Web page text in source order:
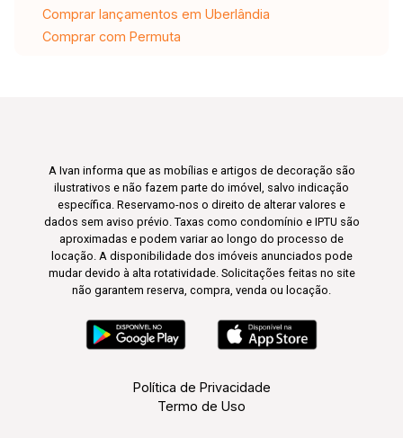
Comprar lançamentos em Uberlândia
Comprar com Permuta
A Ivan informa que as mobílias e artigos de decoração são
ilustrativos e não fazem parte do imóvel, salvo indicação
específica. Reservamo-nos o direito de alterar valores e
dados sem aviso prévio. Taxas como condomínio e IPTU são
aproximadas e podem variar ao longo do processo de
locação. A disponibilidade dos imóveis anunciados pode
mudar devido à alta rotatividade. Solicitações feitas no site
não garantem reserva, compra, venda ou locação.
Política de Privacidade
Termo de Uso